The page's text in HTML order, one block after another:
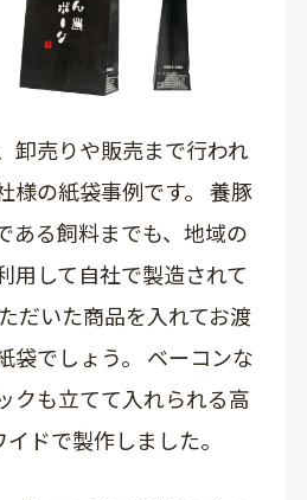
卸売りや販売まで行われ
様の紙袋事例です。 養豚
ある飼料までも、地域の
用して自社で製造されて
だいた商品を入れてお渡
袋でしょう。 ベーコンな
クも立てて入れられる高
ドで製作しました。